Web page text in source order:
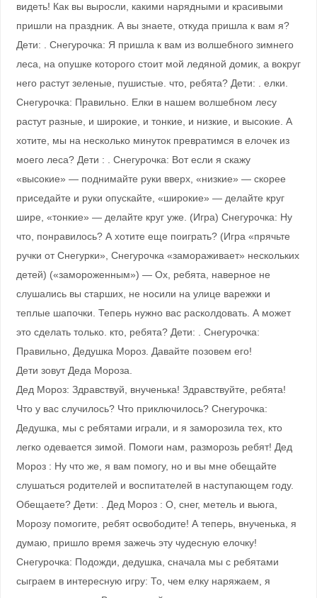
видеть! Как вы выросли, какими нарядными и красивыми
пришли на праздник. А вы знаете, откуда пришла к вам я?
Дети: . Снегурочка: Я пришла к вам из волшебного зимнего
леса, на опушке которого стоит мой ледяной домик, а вокруг
него растут зеленые, пушистые. что, ребята? Дети: . елки.
Снегурочка: Правильно. Елки в нашем волшебном лесу
растут разные, и широкие, и тонкие, и низкие, и высокие. А
хотите, мы на несколько минуток превратимся в елочек из
моего леса? Дети : . Снегурочка: Вот если я скажу
«высокие» — поднимайте руки вверх, «низкие» — скорее
приседайте и руки опускайте, «широкие» — делайте круг
шире, «тонкие» — делайте круг уже. (Игра) Снегурочка: Ну
что, понравилось? А хотите еще поиграть? (Игра «прячьте
ручки от Снегурки», Снегурочка «замораживает» нескольких
детей) («замороженным») — Ох, ребята, наверное не
слушались вы старших, не носили на улице варежки и
теплые шапочки. Теперь нужно вас расколдовать. А может
это сделать только. кто, ребята? Дети: . Снегурочка:
Правильно, Дедушка Мороз. Давайте позовем его!
Дети зовут Деда Мороза.
Дед Мороз: Здравствуй, внученька! Здравствуйте, ребята!
Что у вас случилось? Что приключилось? Снегурочка:
Дедушка, мы с ребятами играли, и я заморозила тех, кто
легко одевается зимой. Помоги нам, разморозь ребят! Дед
Мороз : Ну что же, я вам помогу, но и вы мне обещайте
слушаться родителей и воспитателей в наступающем году.
Обещаете? Дети: . Дед Мороз : О, снег, метель и вьюга,
Морозу помогите, ребят освободите! А теперь, внученька, я
думаю, пришло время зажечь эту чудесную елочку!
Снегурочка: Подожди, дедушка, сначала мы с ребятами
сыграем в интересную игру: То, чем елку наряжаем, я